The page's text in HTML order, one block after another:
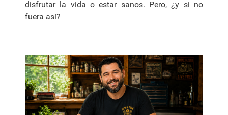
disfrutar la vida o estar sanos. Pero, ¿y si no
fuera así?